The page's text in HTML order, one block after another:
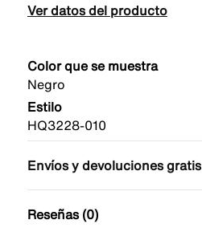
Ver datos del producto
Color que se muestra
Negro
Estilo
HQ3228-010
Envíos y devoluciones gratis
Reseñas (0)